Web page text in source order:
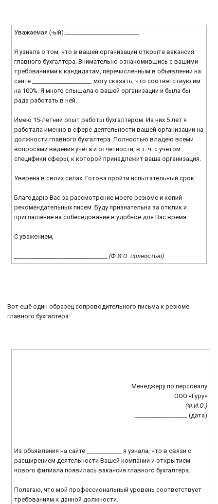
Уважаемая (-ый) _________________________,
Я узнала о том, что в вашей организации открыта вакансия
главного бухгалтера. Внимательно ознакомившись с вашими
требованиями к кандидатам, перечисленным в объявлении на
сайте ____________________, могу сказать, что соответствую им
на 100%. Я много слышала о вашей организации и была бы
рада работать в ней.
Имею 15-летний опыт работы бухгалтером. Из них 5 лет я
работала именно в сфере деятельности вашей организации на
должности главного бухгалтера. Полностью владею всеми
вопросами ведения учета и отчётности, в т. ч. с учетом
специфики сферы, к которой принадлежит ваша организация.
Уверена в своих силах. Готова пройти испытательный срок.
Благодарю Вас за рассмотрение моего резюме и копий
рекомендательных писем. Буду признательна за отклик и
приглашение на собеседование в удобное для Вас время.
С уважением,
________________________________(Ф.И.О. полностью)
Вот ещё один образец сопроводительного письма к резюме
главного бухгалтера:
Менеджеру по персоналу
ООО «Гуру»
(Ф.И.О.)
__________________ (дата)
Из объявления на сайте ____________ я узнала, что в связи с
расширением деятельности Вашей компании и открытием
нового филиала появилась вакансия главного бухгалтера.
Полагаю, что мой профессиональный уровень соответствует
требованиям к данной должности.